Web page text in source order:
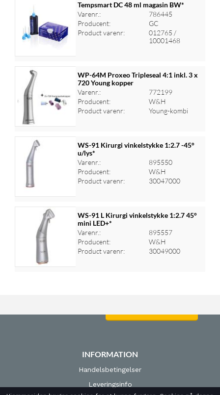
Log ind for at se priser
Tempsmart DC 48 ml magasin BW*
Varenr.:
786445
Producent:
GC
Product varenr:
012765 /
10001468
Log ind for at se priser
WP-64M Proxeo Tripleseal 4:1 inkl. 3 x
720 Young kopper
Varenr.:
772199
Producent:
W&H
Product varenr:
Young-kombi
Log ind for at se priser
WS-91 Kirurgi vinkelstykke 1:2.7 -45°
u/lys*
Varenr.:
895550
Producent:
W&H
Product varenr:
30047000
Log ind for at se priser
WS-91 L Kirurgi vinkelstykke 1:2.7 45°
mini LED+*
Varenr.:
895557
Producent:
W&H
Product varenr:
30049000
INFORMATION
Handelsbetingelser
Leveringsinfo